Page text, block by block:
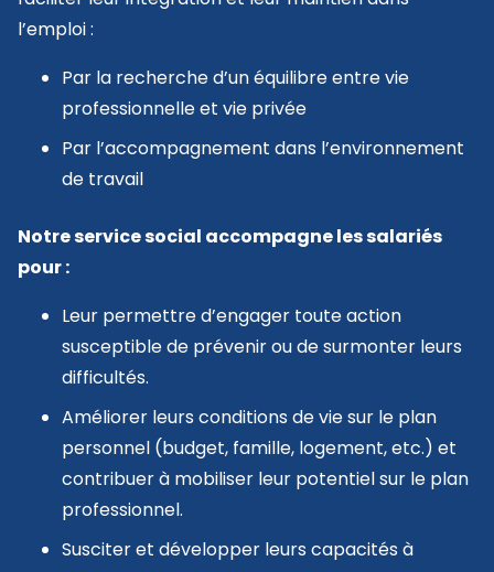
l’emploi :
Par la recherche d’un équilibre entre vie
professionnelle et vie privée
Par l’accompagnement dans l’environnement
de travail
Notre service social accompagne les salariés
pour :
Leur permettre d’engager toute action
susceptible de prévenir ou de surmonter leurs
difficultés.
Améliorer leurs conditions de vie sur le plan
personnel (budget, famille, logement, etc.) et
contribuer à mobiliser leur potentiel sur le plan
professionnel.
Susciter et développer leurs capacités à